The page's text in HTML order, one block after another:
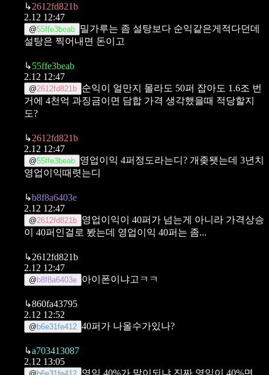
↳2612fd821b
2.12 12:47
@55ffe3beab 밀가루는 좀 설탕보다 순익같은게적다던데
설탕은 찍어내면 돈이고
↳55ffe3beab
2.12 12:47
@2612fd821b 순익이 얼만지 몰라도 50퍼 잡아도 1.6조 번
거에 4천억 과징금이면 담합 가격 생각했을때 적당할지
도?
↳2612fd821b
2.12 12:47
@55ffe3beab 영업이익 4퍼정도라는디? 개좆됏는데 3년치
영업이익때렷는디
↳b8f8a6403e
2.12 12:47
@2612fd821b 영업이익이 40퍼가 넘는게 아니라 가격상승
이 40퍼인걸로 봤는데 영업이익 40퍼는 좀...
↳2612fd821b
2.12 12:47
@ b8f8a6403e 아이폰이냐고ㅋㅋ
↳860fa43795
2.12 12:52
@ b6e31fe412 40퍼가 나올수가있나?
↳a703413087
2.12 13:05
영익 40%가 말이되냐 진짜 영익이 40%면